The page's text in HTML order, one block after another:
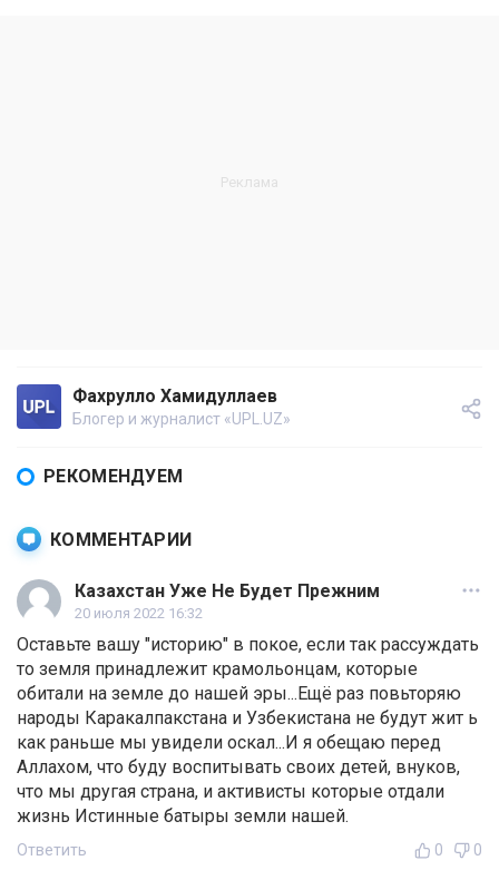
Фахрулло Хамидуллаев
Блогер и журналист «UPL.UZ»
РЕКОМЕНДУЕМ
КОММЕНТАРИИ
Казахстан Уже Не Будет Прежним
20 июля 2022 16:32
Оставьте вашу "историю" в покое, если так рассуждать
то земля принадлежит крамольонцам, которые
обитали на земле до нашей эры...Ещё раз повьторяю
народы Каракалпакстана и Узбекистана не будут жит ь
как раньше мы увидели оскал...И я обещаю перед
Аллахом, что буду воспитывать своих детей, внуков,
что мы другая страна, и активисты которые отдали
жизнь Истинные батыры земли нашей.
Ответить 0 0